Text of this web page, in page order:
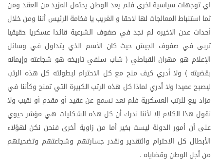
اي توجهات سياسية اخرى فلم يعد الوطن يحتمل المزيد من العقد ومن
ثما استنباطالمعالجات لها لاحقا و الغريب يا فخامة الرئيس أننا ومنخلال
أحداث عدن الاخيره لم نجد في صفوف الشرعية قائدا عسكريا حقيقيا
تربى في صفوف الجيش حيث كان الأسم الذي يتداول في وسائل
الإعلام هو مهران القباطي ( شاب سلفي تاريخه هو شجاعته وإيمانه
بقضيته ) ولا أدري كيف منح مع كل الاحترام لبطولته كل هذه الرتب
ليصبحعميدا ولاأدري لماذا كل هذه الرتب الكبيرة التي تمنحوكأننا في
مزاد بيع للرتب العسكرية فلم نعد نسمع عن عقيدأو مقدم أو نقيب ولا
نقول هذا الكلام إلا لأننا ندرك أن كل هذه الشكليات هي مؤشرحيوي
على أن أمور الدولة ليست بخير أما من زاوية أخرى فنحن نكن لهؤلاء
الأبطال كل الاحترام والتقدير ونقدر جسارتهم وشجاعتهم وتضحيتهم
منأجل الوطن وقضاياه .